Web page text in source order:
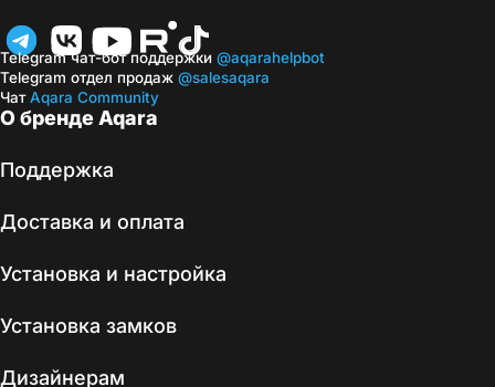
О бренде Aqara
Поддержка
Доставка и оплата
Установка и настройка
Установка замков
Дизайнерам
Telegram чат-бот поддержки @aqarahelpbot
Telegram отдел продаж @salesaqara
ЧатAqara Community